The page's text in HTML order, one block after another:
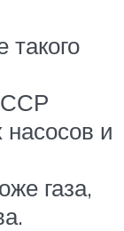
и
газа,